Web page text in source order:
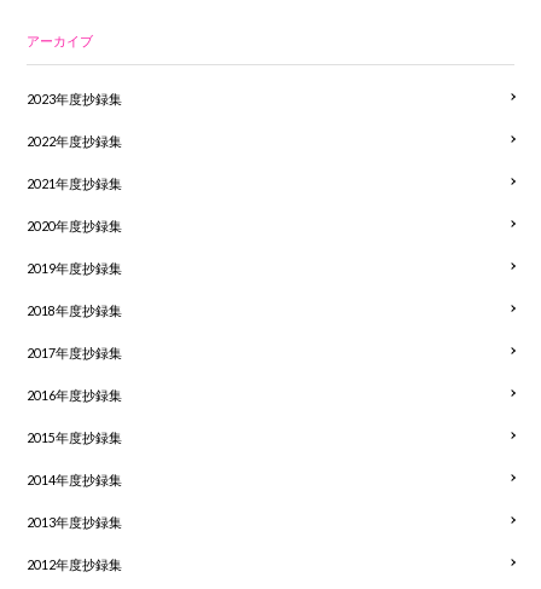
アーカイブ
2023年度抄録集
2022年度抄録集
2021年度抄録集
2020年度抄録集
2019年度抄録集
2018年度抄録集
2017年度抄録集
2016年度抄録集
2015年度抄録集
2014年度抄録集
2013年度抄録集
2012年度抄録集